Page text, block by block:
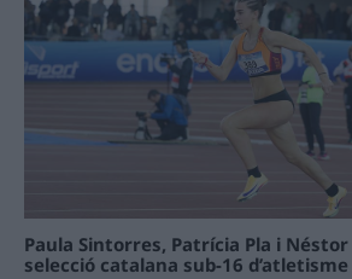
Paula Sintorres, Patrícia Pla i
selecció catalana sub-16 d’atletisme